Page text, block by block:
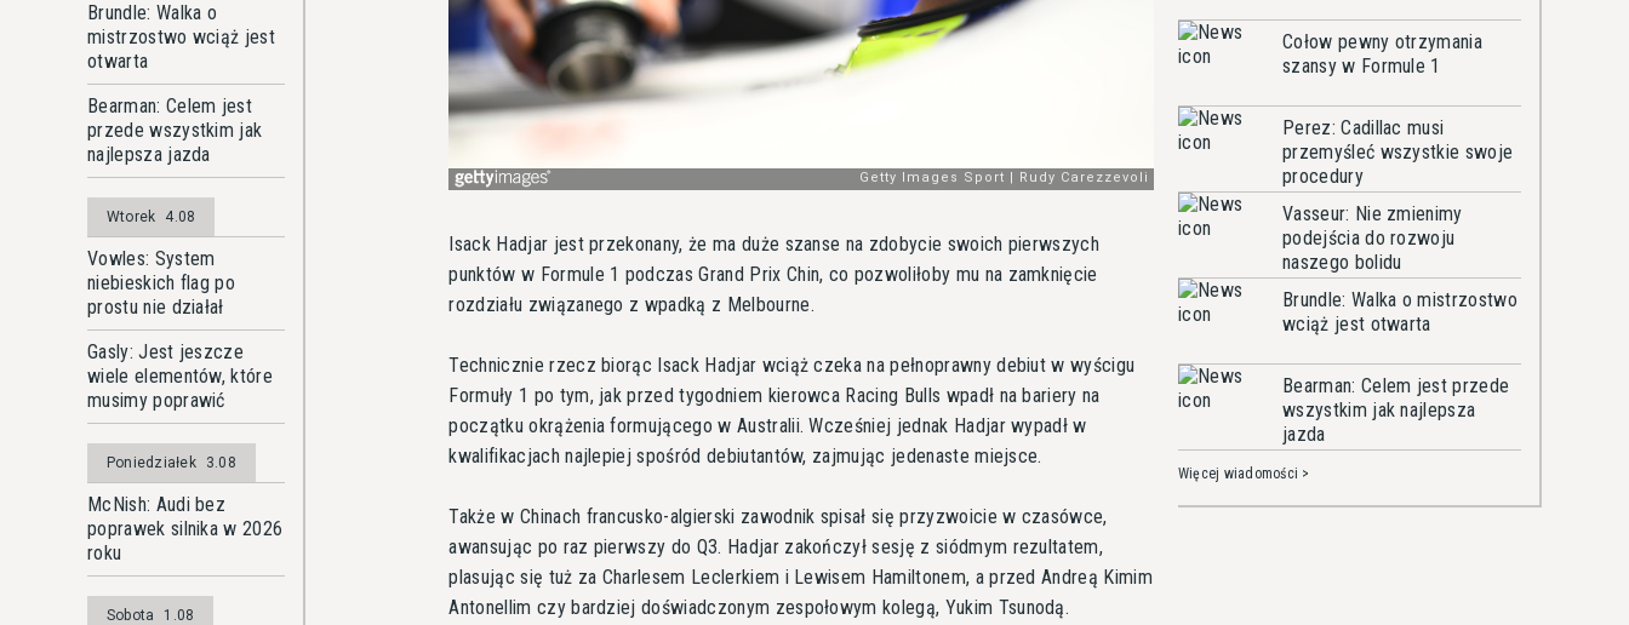
Brundle: Walka o
mistrzostwo wciąż jest
otwarta
Bearman: Celem jest
przede wszystkim jak
najlepsza jazda
Wtorek 4.08
Vowles: System
niebieskich flag po
prostu nie działał
Gasly: Jest jeszcze
wiele elementów, które
musimy poprawić
Poniedziałek 3.08
McNish: Audi bez
poprawek silnika w 2026
roku
Sobota 1.08
Isack Hadjar jest przekonany, że ma duże szanse na zdobycie swoich pierwszych
punktów w Formule 1 podczas Grand Prix Chin, co pozwoliłoby mu na zamknięcie
rozdziału związanego z wpadką z Melbourne.
Technicznie rzecz biorąc Isack Hadjar wciąż czeka na pełnoprawny debiut w wyścigu
Formuły 1 po tym, jak przed tygodniem kierowca Racing Bulls wpadł na bariery na
początku okrążenia formującego w Australii. Wcześniej jednak Hadjar wypadł w
kwalifikacjach najlepiej spośród debiutantów, zajmując jedenaste miejsce.
Także w Chinach francusko-algierski zawodnik spisał się przyzwoicie w czasówce,
awansując po raz pierwszy do Q3. Hadjar zakończył sesję z siódmym rezultatem,
plasując się tuż za Charlesem Leclerkiem i Lewisem Hamiltonem, a przed Andreą Kimim
Antonellim czy bardziej doświadczonym zespołowym kolegą, Yukim Tsunodą.
Cołow pewny otrzymania
szansy w Formule 1
Perez: Cadillac musi
przemyśleć wszystkie swoje
procedury
Vasseur: Nie zmienimy
podejścia do rozwoju
naszego bolidu
Brundle: Walka o mistrzostwo
wciąż jest otwarta
Bearman: Celem jest przede
wszystkim jak najlepsza
jazda
Więcej wiadomości >